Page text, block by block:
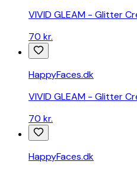
VIVID GLEAM - Glitter
70 kr.
HappyFaces.dk
VIVID GLEAM - Glitter
70 kr.
HappyFaces.dk